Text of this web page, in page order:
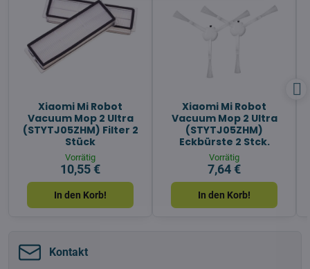
Xiaomi Mi Robot
Vacuum Mop 2 Ultra
(STYTJ05ZHM) Filter 2
Stück
Vorrätig
10,55 €
In den Korb!
Xiaomi Mi Robot
Vacuum Mop 2 Ultra
(STYTJ05ZHM)
Eckbürste 2 Stck.
Vorrätig
7,64 €
In den Korb!
Kontakt